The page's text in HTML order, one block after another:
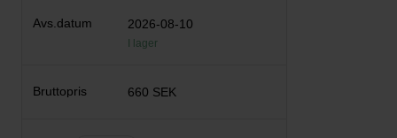
2026-08-10
I lager
660 SEK